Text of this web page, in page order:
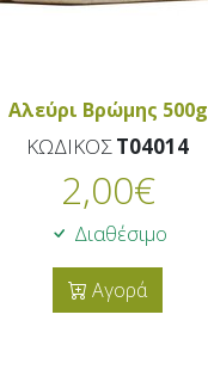
Αλεύρι Βρώμης 500g
ΚΩΔΙΚΟΣT04014
2,00€
Διαθέσιμο
Αγορά